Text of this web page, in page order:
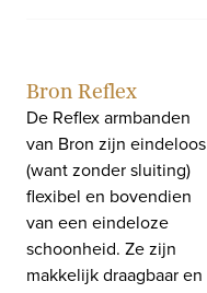
Bron Reflex
De Reflex armbanden
van Bron zijn eindeloos
(want zonder sluiting)
flexibel en bovendien
van een eindeloze
schoonheid. Ze zijn
makkelijk draagbaar en